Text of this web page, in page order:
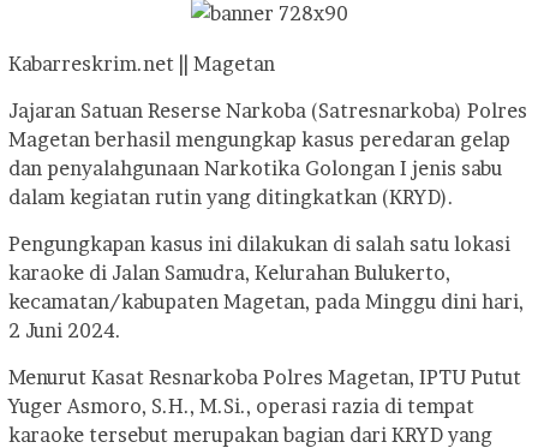
Kabarreskrim.net || Magetan
Jajaran Satuan Reserse Narkoba (Satresnarkoba) Polres
Magetan berhasil mengungkap kasus peredaran gelap
dan penyalahgunaan Narkotika Golongan I jenis sabu
dalam kegiatan rutin yang ditingkatkan (KRYD).
Pengungkapan kasus ini dilakukan di salah satu lokasi
karaoke di Jalan Samudra, Kelurahan Bulukerto,
kecamatan/kabupaten Magetan, pada Minggu dini hari,
2 Juni 2024.
Menurut Kasat Resnarkoba Polres Magetan, IPTU Putut
Yuger Asmoro, S.H., M.Si., operasi razia di tempat
karaoke tersebut merupakan bagian dari KRYD yang